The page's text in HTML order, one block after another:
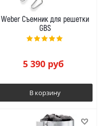
Weber Съемник для решетки
GBS
5 390руб
В корзину